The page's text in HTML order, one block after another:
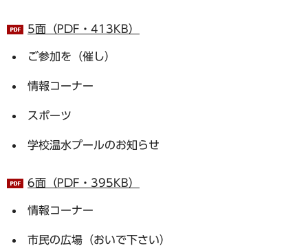
5面（PDF・413KB）
ご参加を（催し）
情報コーナー
スポーツ
学校温水プールのお知らせ
6面（PDF・395KB）
情報コーナー
市民の広場（おいで下さい）